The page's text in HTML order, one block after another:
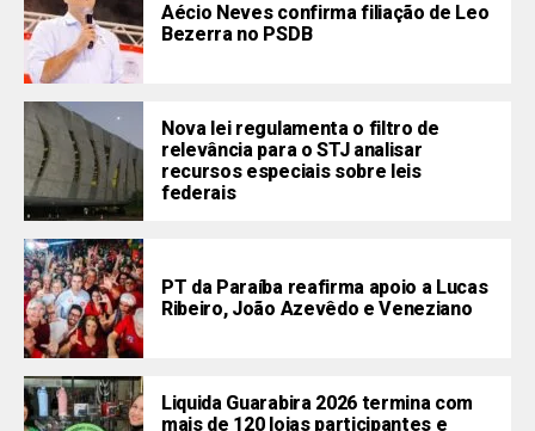
Aécio Neves confirma filiação de Leo
Bezerra no PSDB
Nova lei regulamenta o filtro de
relevância para o STJ analisar
recursos especiais sobre leis
federais
PT da Paraíba reafirma apoio a Lucas
Ribeiro, João Azevêdo e Veneziano
Liquida Guarabira 2026 termina com
mais de 120 lojas participantes e